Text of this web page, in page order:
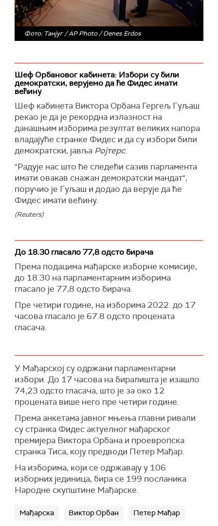
Фото: Танјуг / AP Photo / Denes Erdos
Шеф Орбановог кабинета: Избори су били
демократски, верујемо да ће Фидес имати
већину
Шеф кабинета Виктора Орбана Гергељ Гуљаш
рекао је да је рекордна излазност на
данашњим изборима резултат великих напора
владајуће странке Фидес и да су избори били
демократски, јавља Ројтерс.
"Радује нас што ће следећи сазив парламента
имати овакав снажан демократски мандат",
поручио је Гуљаш и додао да верује да ће
Фидес имати већину.
(Reuters)
До 18.30 гласало 77,8 одсто бирача
Према подацима мађарске изборне комисије,
до 18.30 на парламентарним изборима
гласало је 77,8 одсто бирача.
Пре четири године, на изборима 2022. до 17
часова гласало је 67.8 одсто процената
гласача.
У Мађарској су одржани парламентарни
избори. До 17 часова на биралишта је изашло
74,23 одсто гласача, што је за око 12
процената више него пре четири године.
Према анкетама јавног мњења главни ривали
су странка Фидес актуелног мађарског
премијера Виктора Орбана и проевропска
странка Тиса, коју предводи Петер Мађар.
На изборима, који се одржавају у 106
изборних јединица, бира се 199 посланика
Народне скупштине Мађарске.
Мађарска Виктор Орбан Петер Мађар